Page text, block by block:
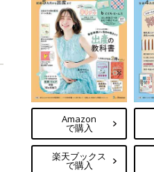
Amazon
で購入
楽天ブックス
で購入